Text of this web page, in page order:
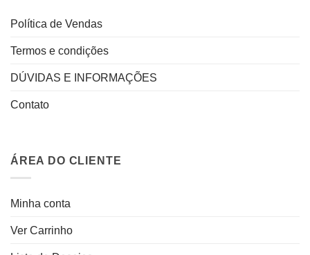
Política de Vendas
Termos e condições
DÚVIDAS E INFORMAÇÕES
Contato
ÁREA DO CLIENTE
Minha conta
Ver Carrinho